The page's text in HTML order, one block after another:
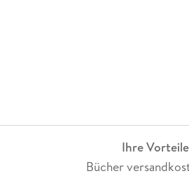
Ihre
Bücher